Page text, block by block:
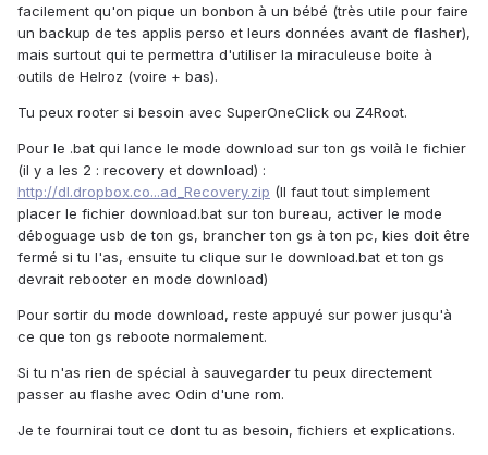
facilement qu'on pique un bonbon à un bébé (très utile pour faire
un backup de tes applis perso et leurs données avant de flasher),
mais surtout qui te permettra d'utiliser la miraculeuse boite à
outils de Helroz (voire + bas).
Tu peux rooter si besoin avec SuperOneClick ou Z4Root.
Pour le .bat qui lance le mode download sur ton gs voilà le fichier
(il y a les 2 : recovery et download) :
http://dl.dropbox.co...ad_Recovery.zip (Il faut tout simplement
placer le fichier download.bat sur ton bureau, activer le mode
déboguage usb de ton gs, brancher ton gs à ton pc, kies doit être
fermé si tu l'as, ensuite tu clique sur le download.bat et ton gs
devrait rebooter en mode download)
Pour sortir du mode download, reste appuyé sur power jusqu'à
ce que ton gs reboote normalement.
Si tu n'as rien de spécial à sauvegarder tu peux directement
passer au flashe avec Odin d'une rom.
Je te fournirai tout ce dont tu as besoin, fichiers et explications.